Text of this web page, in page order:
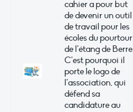
cahier a pour but
de devenir un outil
de travail pour les
écoles du pourtour
de l’étang de Berre.
C’est pourquoi il
porte le logo de
l’association, qui
défend sa
candidature au